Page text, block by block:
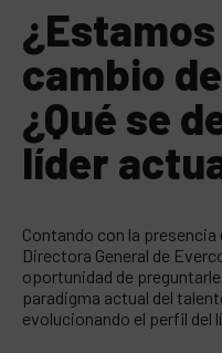
¿
cambio
¿Qué se
líder
Contando con la presencia
Directora General de
oportunidad de
paradigma actual del
evolucionando el perfil del